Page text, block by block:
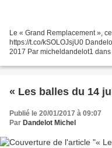
Le « Grand Remplacement »,
https://t.co/kSOLOJsjU0
2017 Par micheldandelot1
« Les balles du 14
Publié le 20/01/2017 à 09:07
Par Dandelot Michel